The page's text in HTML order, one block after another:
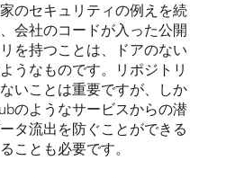
のセキュリティの例えを続
会社のコードが入った公開
を持つことは、ドアのない
うなものです。リポジトリ
いことは重要ですが、しか
のようなサービスからの潜
タ流出を防ぐことができる
ことも必要です。